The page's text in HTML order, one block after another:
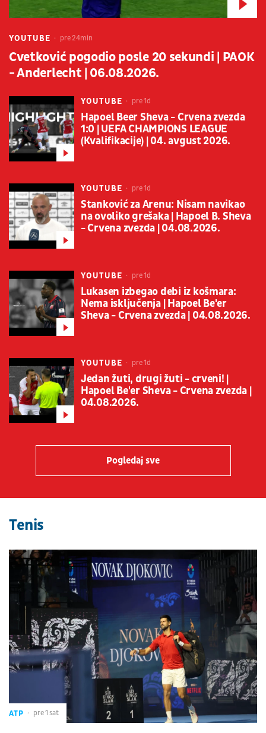
YOUTUBE pre 24min
Cvetković pogodio posle 20 sekundi | PAOK
- Anderlecht | 06.08.2026.
YOUTUBE pre 1d
Hapoel Beer Sheva - Crvena zvezda
1:0 | UEFA CHAMPIONS LEAGUE
(Kvalifikacije) | 04. avgust 2026.
YOUTUBE pre 1d
Stanković za Arenu: Nisam navikao
na ovoliko grešaka | Hapoel B. Sheva
- Crvena zvezda | 04.08.2026.
YOUTUBE pre 1d
Lukasen izbegao debi iz košmara:
Nema isključenja | Hapoel Be'er
Sheva - Crvena zvezda | 04.08.2026.
YOUTUBE pre 1d
Jedan žuti, drugi žuti - crveni! |
Hapoel Be'er Sheva - Crvena zvezda |
04.08.2026.
Pogledaj sve
Tenis
ATP pre 1 sat